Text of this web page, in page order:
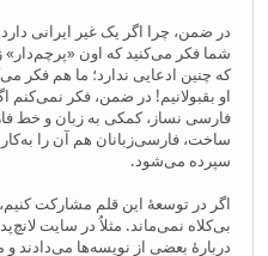
در ضمن، چرا اگر یک غیر ایرانی
شما فکر می‌کنید که اون
که چنین ادعایی ندارد؛ ما هم فکر
او بقبولانیم! در ضمن، فکر نمی‌کنم
فارسی نساز، کمکی به زبان و خط
ساخت، فارسی‌زبانان هم آن را
سپرده می‌شود.
اگر در توسعهٔ این قلم مشارکت
بی‌کلاه نمی‌ماند. مثلاُ در سایت
دربارهٔ بعضی از نویسه‌ها می‌دادند